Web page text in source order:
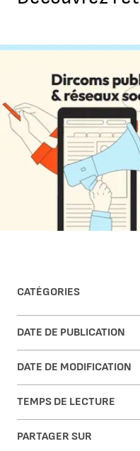
Agrandir l'image
CATÉGORIES
DATE DE PUBLICATION
DATE DE MODIFICATION
TEMPS DE LECTURE
PARTAGER SUR